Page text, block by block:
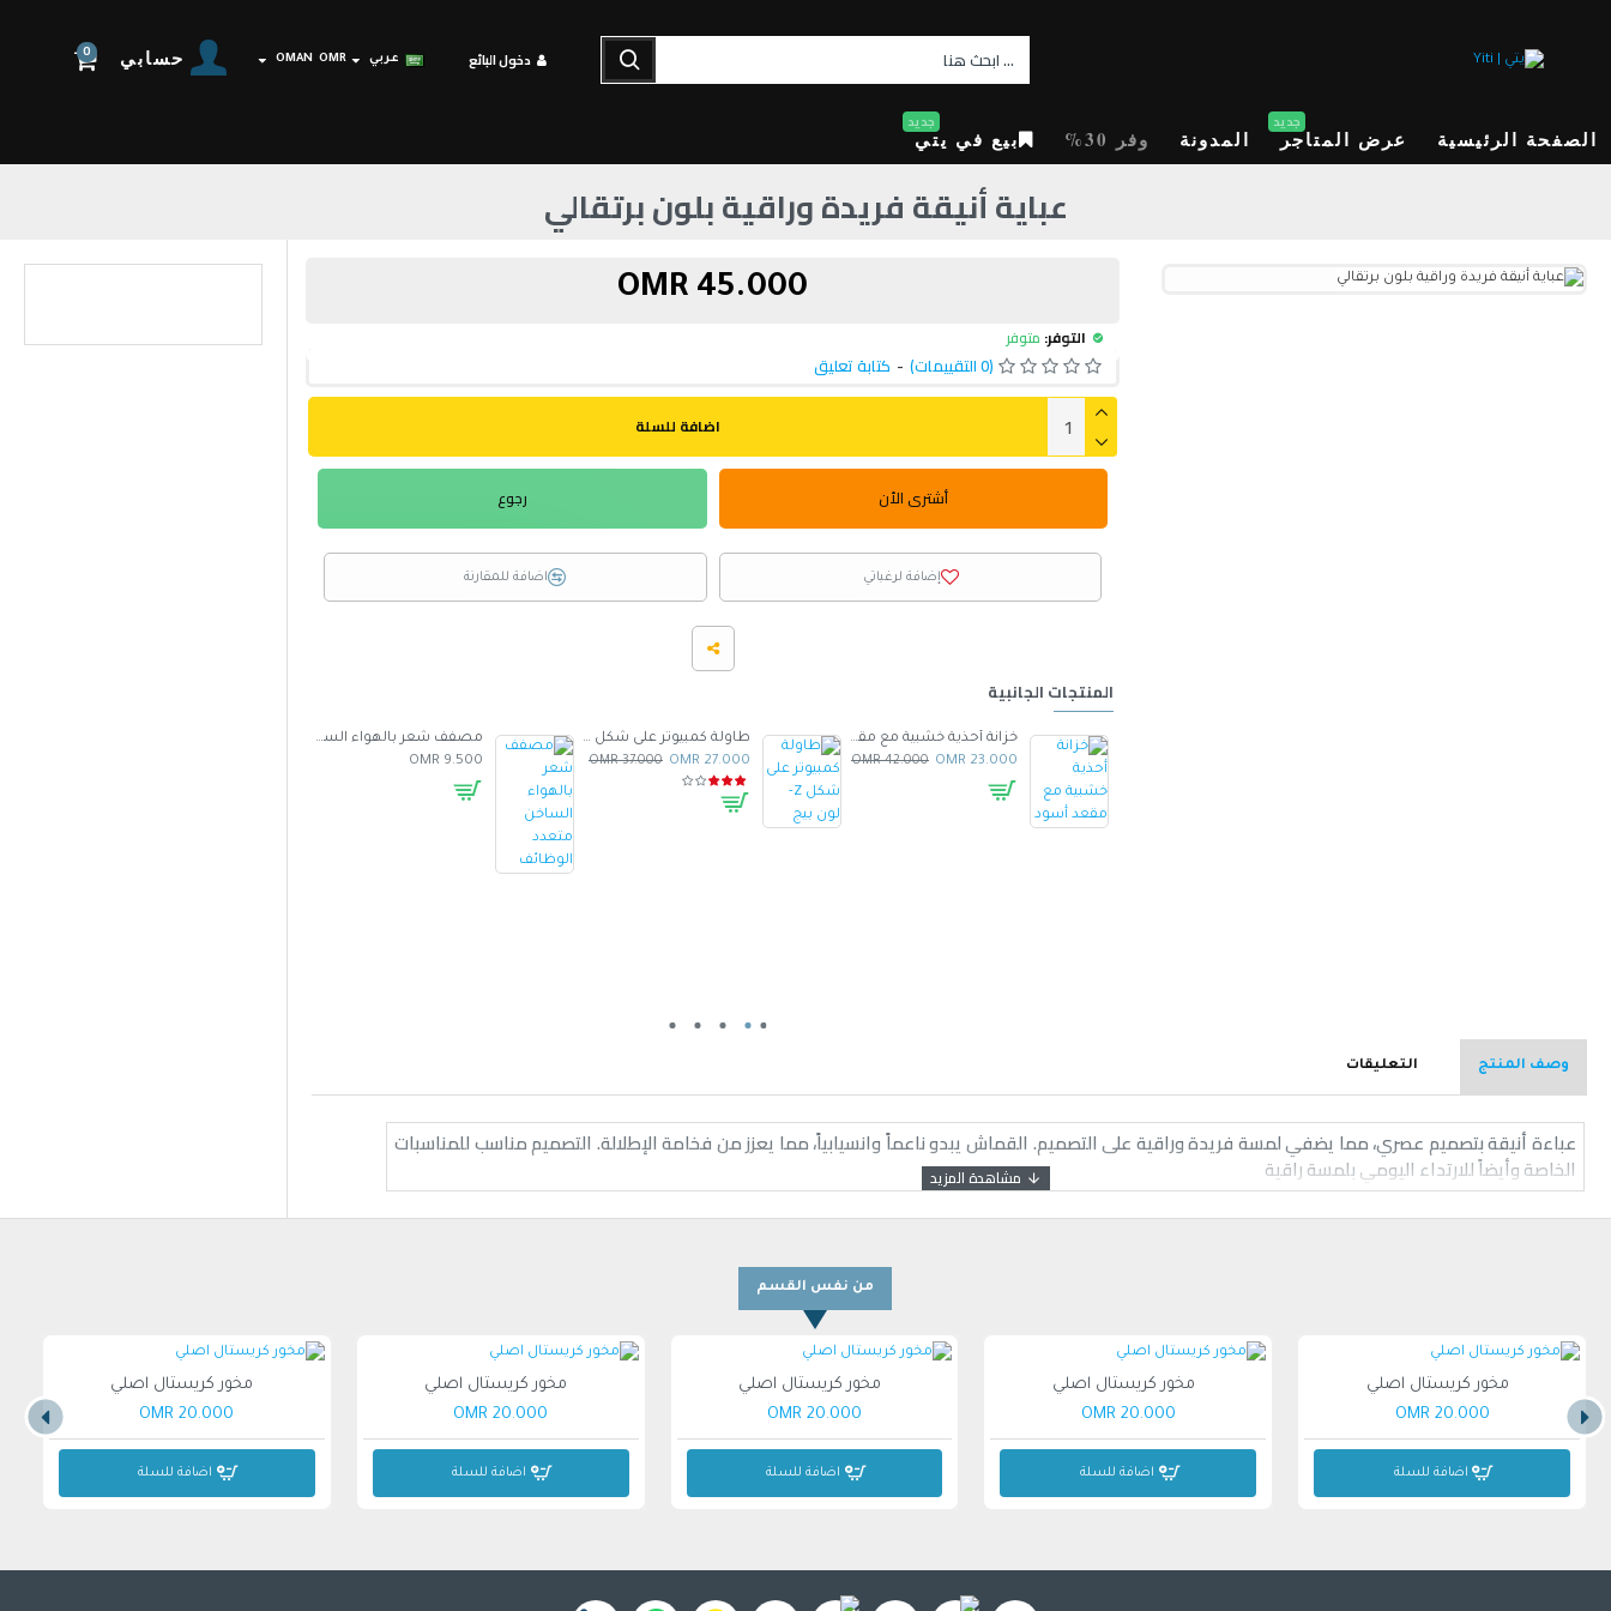
دخول البائع عربي OMR
OMAN حسابي 0
الصفحة الرئيسية عرض المتاجر
جديد
المدونة وفر 30% بيع في يتي
جديد
عباية أنيقة فريدة وراقية بلون برتقالي
التوفر: متوفر
(0 التقييمات) - كتابة تعليق
45.000 OMR
اضافة للسلة
أشترى الأن رجوع
إضافة لرغباتي اضافة للمقارنة
المنتجات الجانبية
خزانة أحذية خشبية مع مقعد أسود
23.000 OMR
42.000 OMR
طاولة كمبيوتر على شكل Z- لون بيج
27.000 OMR
37.000 OMR
مصفف شعر بالهواء الساخن متعدد الوظائف
9.500 OMR
وصف المنتج التعليقات
عباءة أنيقة بتصميم عصري، مما يضفي لمسة فريدة وراقية على التصميم. القماش يبدو ناعماً وانسيابياً، مما يعزز من فخامة الإطلالة. التصميم مناسب للمناسبات
الخاصة وأيضاً للارتداء اليومي بلمسة راقية
من نفس القسم
مخور كريستال اصلي
20.000 OMR
اضافة للسلة
مخور كريستال اصلي
20.000 OMR
اضافة للسلة
مخور كريستال اصلي
20.000 OMR
اضافة للسلة
مخور كريستال اصلي
20.000 OMR
اضافة للسلة
مخور كريستال اصلي
20.000 OMR
اضافة للسلة